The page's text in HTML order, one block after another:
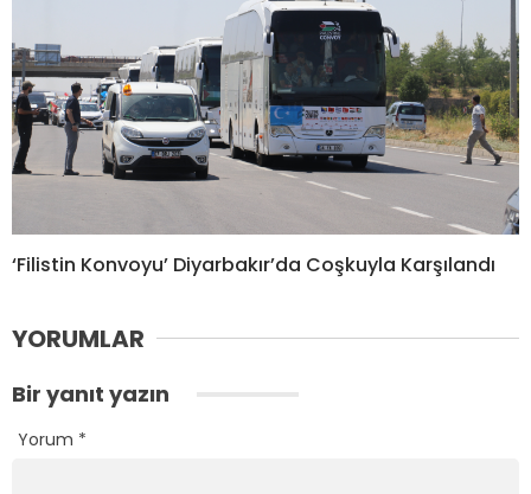
‘Filistin Konvoyu’ Diyarbakır’da Coşkuyla Karşılandı
YORUMLAR
Bir yanıt yazın
Yorum *